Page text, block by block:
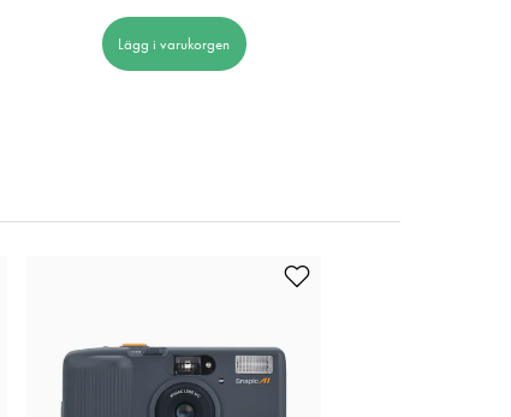
Lägg i varukorgen